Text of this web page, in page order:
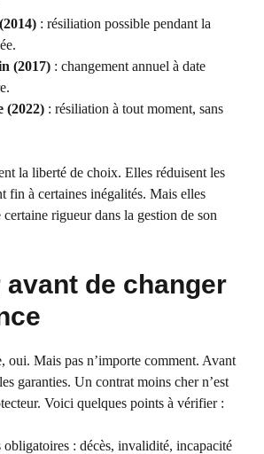
: résiliation possible pendant la
(2017) : changement annuel à date
(2022) : résiliation à tout moment, sans
la liberté de choix. Elles réduisent les
fin à certaines inégalités. Mais elles
certaine rigueur dans la gestion de son
de changer
oui. Mais pas n’importe comment. Avant
garanties. Un contrat moins cher n’est
Voici quelques points à vérifier :
obligatoires : décès, invalidité, incapacité